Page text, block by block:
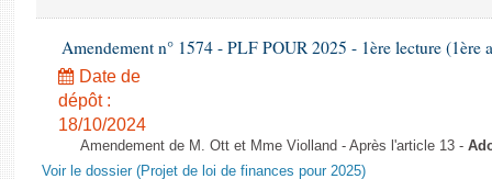
Amendement n° 1574 - PLF POUR 2025 - 1ère lecture (1ère
Date de
dépôt :
18/10/2024
Amendement de M. Ott et Mme Violland - Après l'article 13 -
Voir le dossier (Projet de loi de finances pour 2025)